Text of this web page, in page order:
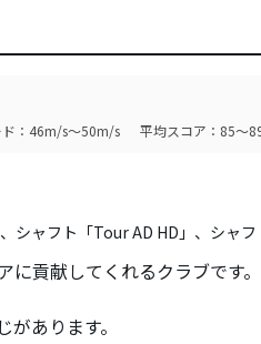
：46m/s～50m/s 平均スコア：85～
シャフト「Tour AD HD」、シャフ
貢献してくれるクラブです。
あります。